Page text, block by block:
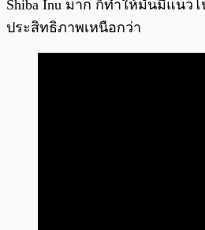
Shiba Inu มาก ก็ทำให้มันมีแนว
ประสิทธิภาพเหนือกว่า